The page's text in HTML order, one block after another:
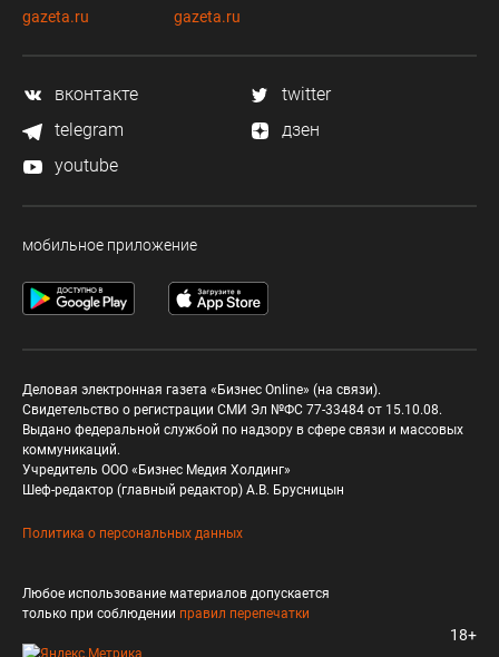
gazeta.ru
gazeta.ru
вконтакте
twitter
telegram
дзен
youtube
мобильное приложение
Деловая электронная газета «Бизнес Online» (на связи).
Свидетельство о регистрации СМИ Эл №ФС 77-33484 от 15.10.08.
Выдано федеральной службой по надзору в сфере связи и массовых
коммуникаций.
Учредитель ООО «Бизнес Медия Холдинг»
Шеф-редактор (главный редактор) А.В. Брусницын
Политика о персональных данных
Любое использование материалов допускается
только при соблюдении правил перепечатки
18+